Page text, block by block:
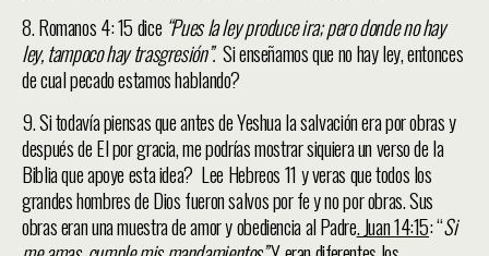
8. Romanos 4: 15 dice “Pues la ley produce ira; pero donde no hay
ley, tampoco hay trasgresión”. Si enseñamos que no hay ley, entonces
de cual pecado estamos hablando?
9. Si todavía piensas que antes de Yeshua la salvación era por obras y
después de El por gracia, me podrías mostrar siquiera un verso de la
Biblia que apoye esta idea? Lee Hebreos 11 y veras que todos los
grandes hombres de Dios fueron salvos por fe y no por obras. Sus
obras eran una muestra de amor y obediencia al Padre. Juan 14:15: “Si